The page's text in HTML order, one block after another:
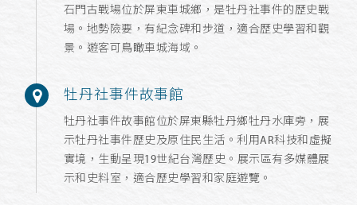
石門古戰場位於屏東車城鄉，是牡丹社事件的歷史戰
場。地勢險要，有紀念碑和步道，適合歷史學習和觀
景。遊客可鳥瞰車城海域。
牡丹社事件故事館
牡丹社事件故事館位於屏東縣牡丹鄉牡丹水庫旁，展
示牡丹社事件歷史及原住民生活。利用AR科技和虛擬
實境，生動呈現19世紀台灣歷史。展示區有多媒體展
示和史料室，適合歷史學習和家庭遊覽。